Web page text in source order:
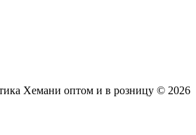
Хемани оптом и в розницу © 2026